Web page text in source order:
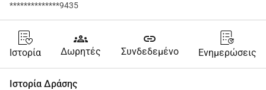
**************9435
Ιστορία
groups
Δωρητές
link
Συνδεδεμένο Ενημερώσεις
Ιστορία Δράσης